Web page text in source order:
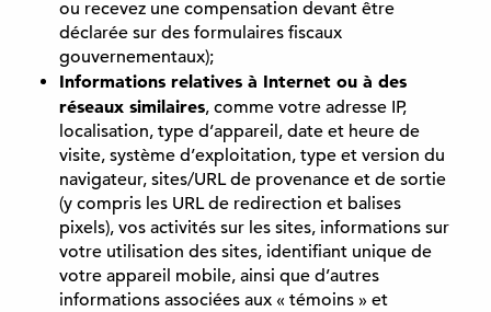
ou recevez une compensation devant être
déclarée sur des formulaires fiscaux
gouvernementaux);
Informations relatives à Internet ou à des
réseaux similaires, comme votre adresse IP,
localisation, type d’appareil, date et heure de
visite, système d’exploitation, type et version du
navigateur, sites/URL de provenance et de sortie
(y compris les URL de redirection et balises
pixels), vos activités sur les sites, informations sur
votre utilisation des sites, identifiant unique de
votre appareil mobile, ainsi que d’autres
informations associées aux « témoins » et